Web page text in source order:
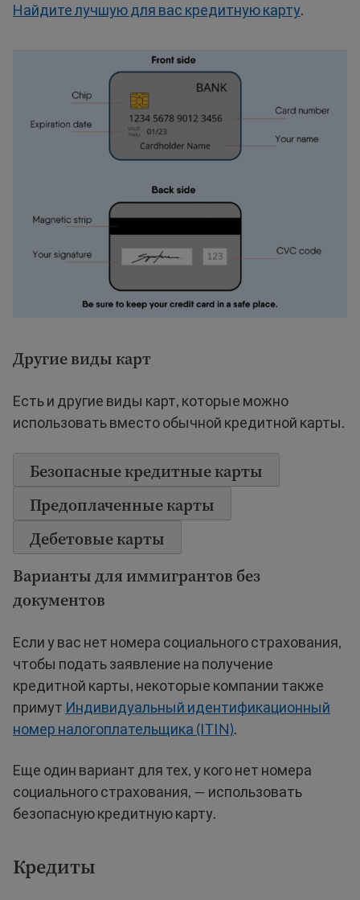
Найдите лучшую для вас кредитную карту.
Другие виды карт
Есть и другие виды карт, которые можно
использовать вместо обычной кредитной карты.
Безопасные кредитные карты
Предоплаченные карты
Дебетовые карты
Варианты для иммигрантов без
документов
Если у вас нет номера социального страхования,
чтобы подать заявление на получение
кредитной карты, некоторые компании также
примут Индивидуальный идентификационный
номер налогоплательщика (ITIN).
Еще один вариант для тех, у кого нет номера
социального страхования, — использовать
безопасную кредитную карту.
Кредиты